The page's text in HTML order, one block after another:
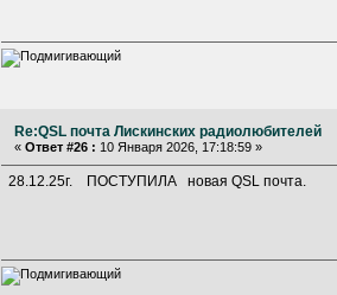
Re:QSL почта Лискинских радиолюбителей
« Ответ #26 : 10 Января 2026, 17:18:59 »
28.12.25г. ПОСТУПИЛА новая QSL почта.